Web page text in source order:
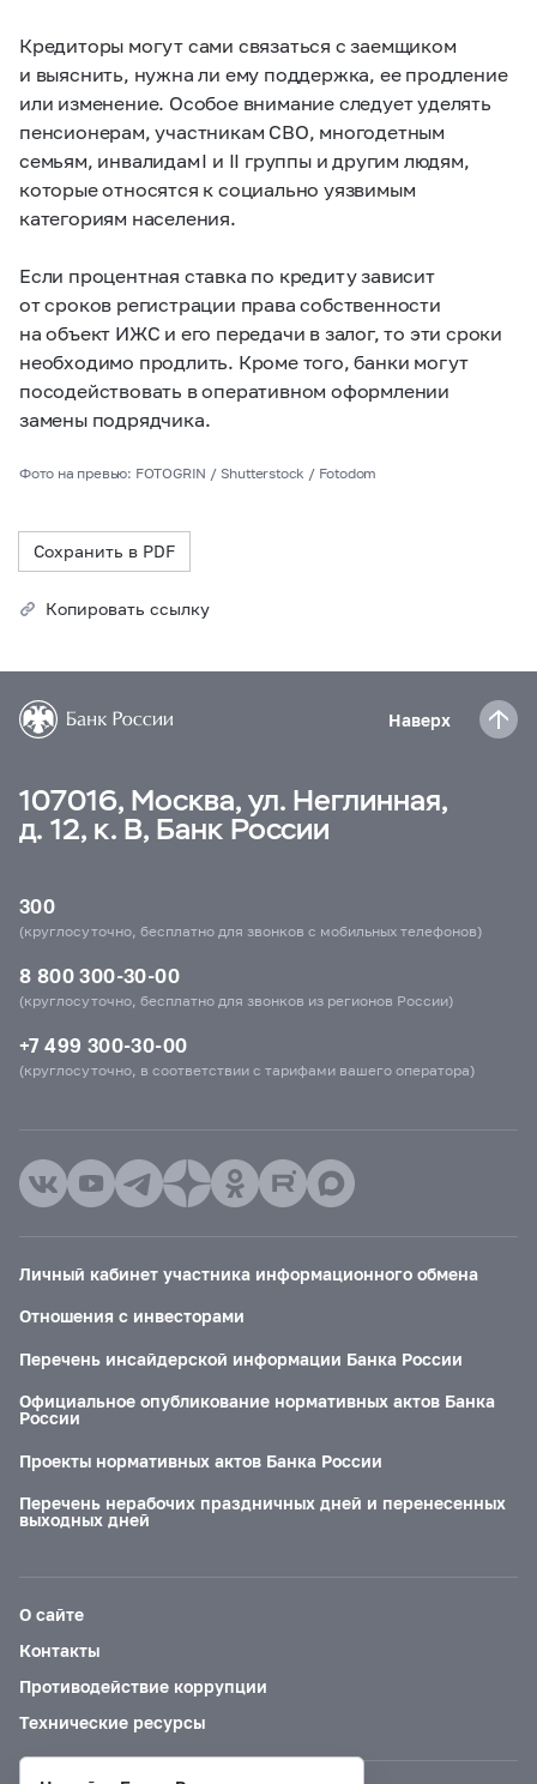
Кредиторы могут сами связаться с заемщиком
и выяснить, нужна ли ему поддержка, ее продление
или изменение. Особое внимание следует уделять
пенсионерам, участникам СВО, многодетным
семьям, инвалидам I и II группы и другим людям,
которые относятся к социально уязвимым
категориям населения.
Если процентная ставка по кредиту зависит
от сроков регистрации права собственности
на объект ИЖС и его передачи в залог, то эти сроки
необходимо продлить. Кроме того, банки могут
посодействовать в оперативном оформлении
замены подрядчика.
Фото на превью: FOTOGRIN / Shutterstock / Fotodom
Сохранить в PDF
Копировать ссылку
Наверх
107016, Москва, ул. Неглинная,
д. 12, к. В, Банк России
300
(круглосуточно, бесплатно для звонков с мобильных телефонов)
8 800 300-30-00
(круглосуточно, бесплатно для звонков из регионов России)
+7 499 300-30-00
(круглосуточно, в соответствии с тарифами вашего оператора)
Личный кабинет участника информационного обмена
Отношения с инвесторами
Перечень инсайдерской информации Банка России
Официальное опубликование нормативных актов Банка
России
Проекты нормативных актов Банка России
Перечень нерабочих праздничных дней и перенесенных
выходных дней
О сайте
Контакты
Противодействие коррупции
Технические ресурсы